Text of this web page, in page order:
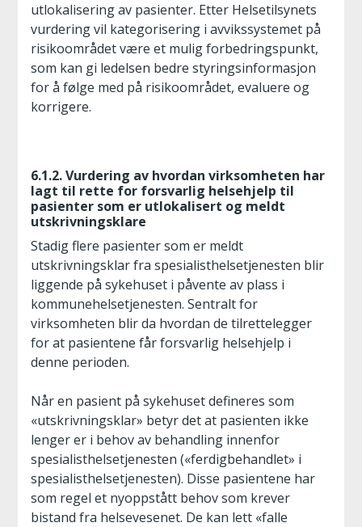
utlokalisering av pasienter. Etter Helsetilsynets
vurdering vil kategorisering i avvikssystemet på
risikoområdet være et mulig forbedringspunkt,
som kan gi ledelsen bedre styringsinformasjon
for å følge med på risikoområdet, evaluere og
korrigere.
6.1.2. Vurdering av hvordan virksomheten har
lagt til rette for forsvarlig helsehjelp til
pasienter som er utlokalisert og meldt
utskrivningsklare
Stadig flere pasienter som er meldt
utskrivningsklar fra spesialisthelsetjenesten blir
liggende på sykehuset i påvente av plass i
kommunehelsetjenesten. Sentralt for
virksomheten blir da hvordan de tilrettelegger
for at pasientene får forsvarlig helsehjelp i
denne perioden.
Når en pasient på sykehuset defineres som
«utskrivningsklar» betyr det at pasienten ikke
lenger er i behov av behandling innenfor
spesialisthelsetjenesten («ferdigbehandlet» i
spesialisthelsetjenesten). Disse pasientene har
som regel et nyoppstått behov som krever
bistand fra helsevesenet. De kan lett «falle